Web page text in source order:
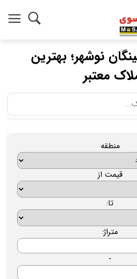
نوشهر؛ بهترین
معتبر
منطقه
قیمت از
تا:
متراژ:
-